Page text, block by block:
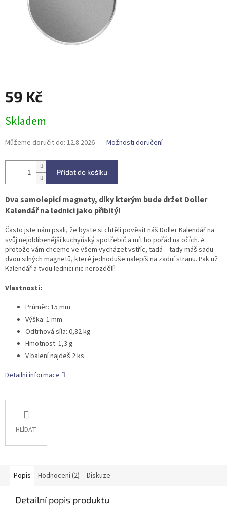
59 Kč
cena:
Skladem
Můžeme doručit do: 12.8.2026 Možnosti doručení
Přidat do košíku
Dva samolepicí magnety, díky kterým bude držet Doller
Kalendář na lednici jako přibitý!
Často jste nám psali, že byste si chtěli pověsit náš Doller Kalendář na
svůj nejoblíbenější kuchyňský spotřebič a mít ho pořád na očích. A
protože vám chceme ve všem vycházet vstříc, tadá – tady máš sadu
dvou silných magnetů, které jednoduše nalepíš na zadní stranu. Pak už
Kalendář a tvou lednici nic nerozdělí!
Vlastnosti:
Průměr: 15 mm
Výška: 1 mm
Odtrhová síla: 0,82 kg
Hmotnost: 1,3 g
V balení najdeš 2 ks
Detailní informace
HLÍDAT
Popis Hodnocení (2) Diskuze
Detailní popis produktu